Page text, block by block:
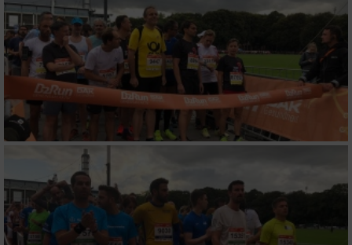
Erstellung von Profilen für personalisierte
Werbung
Verwendung von Profilen zur Auswahl
personalisierter Werbung
Erstellung von Profilen zur Personalisierung
von Inhalten
Verwendung von Profilen zur Auswahl
personalisierter Inhalte
Messung der Werbeleistung